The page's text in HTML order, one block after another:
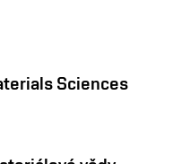
Sciences